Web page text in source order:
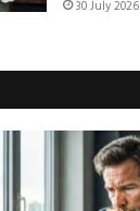
30 July